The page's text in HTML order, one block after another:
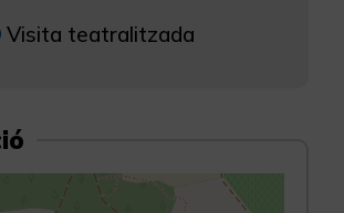
Visita teatralitzada